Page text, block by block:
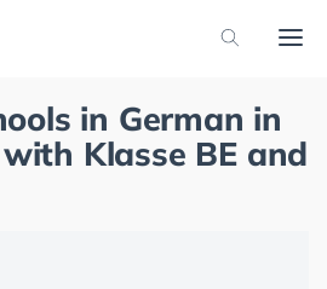
in German in
Klasse BE and